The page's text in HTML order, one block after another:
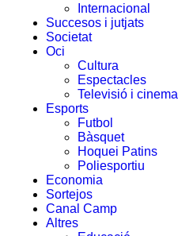
Internacional
Succesos i jutjats
Societat
Oci
Cultura
Espectacles
Televisió i cinema
Esports
Futbol
Bàsquet
Hoquei Patins
Poliesportiu
Economia
Sortejos
Canal Camp
Altres